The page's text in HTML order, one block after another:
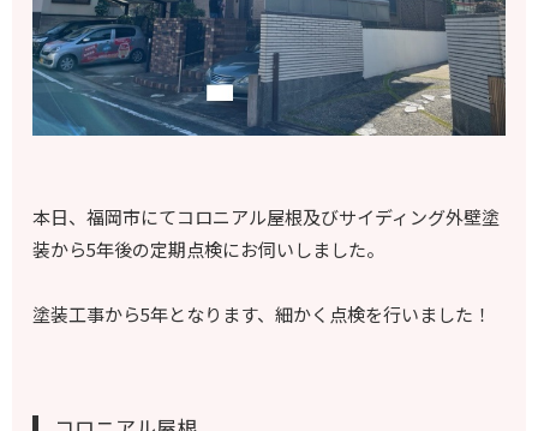
本日、福岡市にてコロニアル屋根及びサイディング外壁塗
装から5年後の定期点検にお伺いしました。
塗装工事から5年となります、細かく点検を行いました！